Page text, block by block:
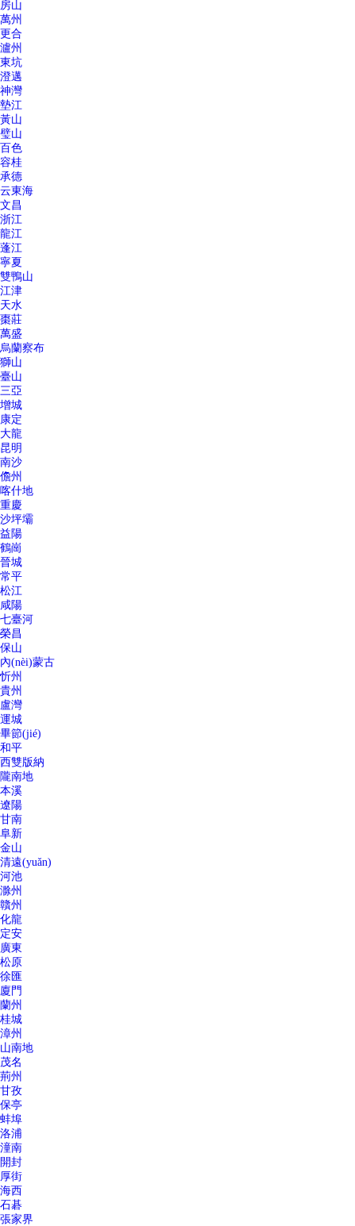
房山
萬州
更合
瀘州
東坑
澄邁
神灣
墊江
黃山
璧山
百色
容桂
承德
云東海
文昌
浙江
龍江
蓬江
寧夏
雙鴨山
江津
天水
棗莊
萬盛
烏蘭察布
獅山
臺山
三亞
增城
康定
大龍
昆明
南沙
儋州
喀什地
重慶
沙坪壩
益陽
鶴崗
晉城
常平
松江
咸陽
七臺河
榮昌
保山
內(nèi)蒙古
忻州
貴州
盧灣
運城
畢節(jié)
和平
西雙版納
隴南地
本溪
遼陽
甘南
阜新
金山
清遠(yuǎn)
河池
滁州
贛州
化龍
定安
廣東
松原
徐匯
廈門
蘭州
桂城
漳州
山南地
茂名
荊州
甘孜
保亭
蚌埠
洛浦
潼南
開封
厚街
海西
石碁
張家界